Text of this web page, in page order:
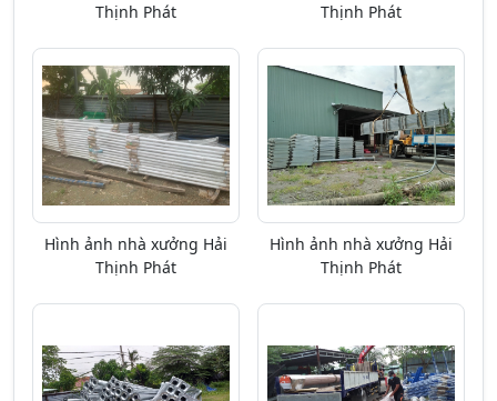
Thịnh Phát
Thịnh Phát
Hình ảnh nhà xưởng Hải
Thịnh Phát
Hình ảnh nhà xưởng Hải
Thịnh Phát